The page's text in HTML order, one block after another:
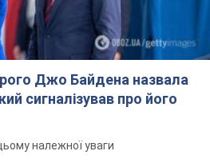
Джо Байдена назвала
сигналізував про його
належної уваги